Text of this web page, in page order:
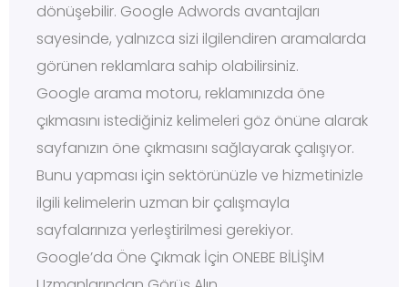
dönüşebilir. Google Adwords avantajları
sayesinde, yalnızca sizi ilgilendiren aramalarda
görünen reklamlara sahip olabilirsiniz.
Google arama motoru, reklamınızda öne
çıkmasını istediğiniz kelimeleri göz önüne alarak
sayfanızın öne çıkmasını sağlayarak çalışıyor.
Bunu yapması için sektörünüzle ve hizmetinizle
ilgili kelimelerin uzman bir çalışmayla
sayfalarınıza yerleştirilmesi gerekiyor.
Google’da Öne Çıkmak İçin ONEBE BİLİŞİM